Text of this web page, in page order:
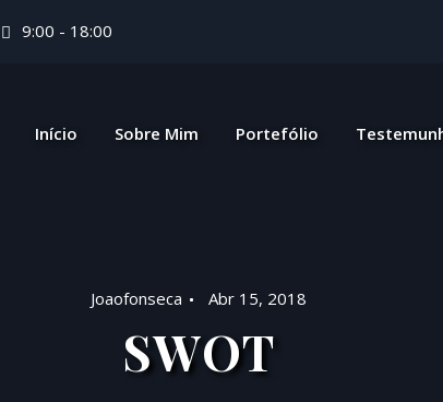
9:00 - 18:00
Início Sobre Mim Portefólio
Joaofonseca Abr 15, 2018
SWOT